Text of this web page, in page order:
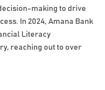
making to drive
In 2024, Amana Bank
Literacy
reaching out to over